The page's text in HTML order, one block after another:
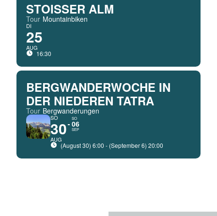
STOISSER ALM
Tour Mountainbiken
DI
25
AUG
16:30
BERGWANDERWOCHE IN
DER NIEDEREN TATRA
Tour Bergwanderungen
SO
30
AUG
SO
06
SEP
(August 30) 6:00 - (September 6) 20:00